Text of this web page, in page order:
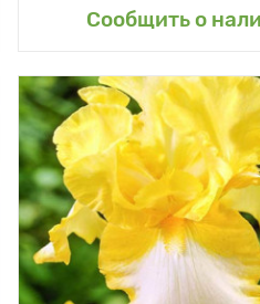
Сообщить о
Добавить в мой
Особенности
подарит
Высота растения
Растояние между
растениями
Местоположение